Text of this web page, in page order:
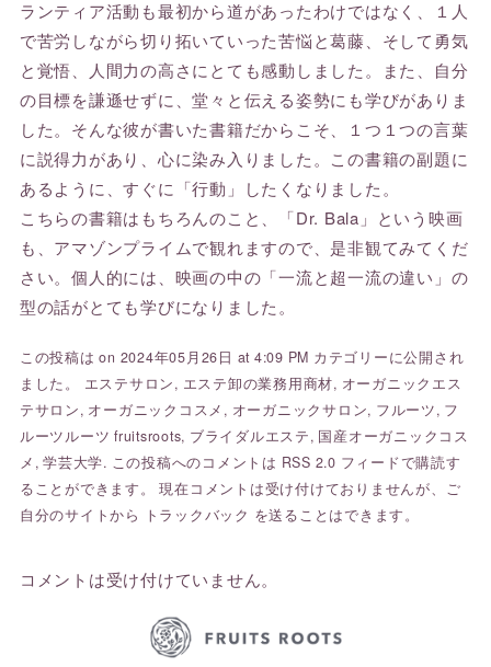
ランティア活動も最初から道があったわけではなく、１人
で苦労しながら切り拓いていった苦悩と葛藤、そして勇気
と覚悟、人間力の高さにとても感動しました。また、自分
の目標を謙遜せずに、堂々と伝える姿勢にも学びがありま
した。そんな彼が書いた書籍だからこそ、１つ１つの言葉
に説得力があり、心に染み入りました。この書籍の副題に
あるように、すぐに「行動」したくなりました。
こちらの書籍はもちろんのこと、「Dr. Bala」という映画
も、アマゾンプライムで観れますので、是非観てみてくだ
さい。個人的には、映画の中の「一流と超一流の違い」の
型の話がとても学びになりました。
この投稿は on 2024年05月26日 at 4:09 PM カテゴリーに公開され
ました。 エステサロン, エステ卸の業務用商材, オーガニックエス
テサロン, オーガニックコスメ , オーガニックサロン, フルーツ, フ
ルーツルーツ fruitsroots, ブライダルエステ, 国産オーガニックコス
メ ,学芸大学. この投稿へのコメントは RSS 2.0 フィードで購読す
ることができます。 現在コメントは受け付けておりませんが、ご
自分のサイトから
トラックバック を送ることはできます。
コメントは受け付けていません。